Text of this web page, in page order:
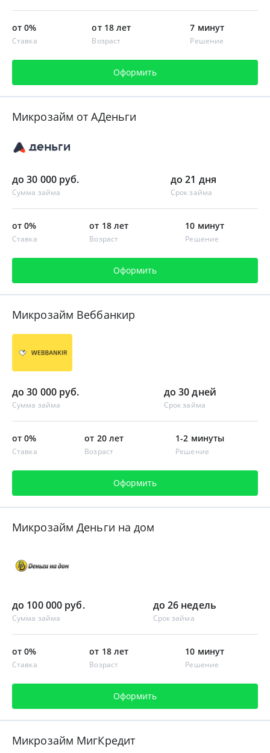
от 0%
Ставка
от 18 лет
Возраст
7 минут
Решение
Оформить
Микрозайм от АДеньги
до 30 000 руб.
Сумма займа
до 21 дня
Срок займа
от 0%
Ставка
от 18 лет
Возраст
10 минут
Решение
Оформить
Микрозайм Веббанкир
до 30 000 руб.
Сумма займа
до 30 дней
Срок займа
от 0%
Ставка
от 20 лет
Возраст
1-2 минуты
Решение
Оформить
Микрозайм Деньги на дом
до 100 000 руб.
Сумма займа
до 26 недель
Срок займа
от 0%
Ставка
от 18 лет
Возраст
10 минут
Решение
Оформить
Микрозайм МигКредит